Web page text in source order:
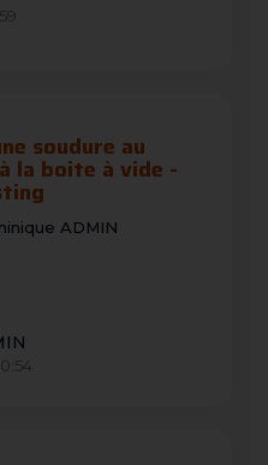
soudure au
la boite à vide -
ADMIN